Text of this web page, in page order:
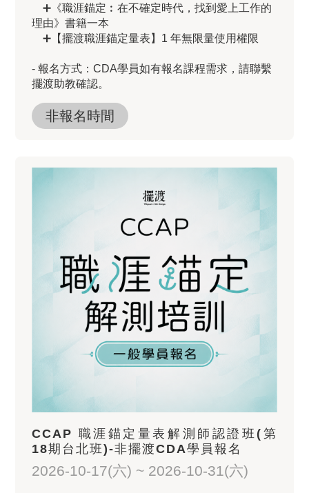
➕《職涯錨定︰在不確定時代，找到愛上工作的
理由》書籍一本
➕【擺渡職涯錨定量表】1 年無限量使用權限
- 報名方式：CDA學員如有報名課程需求，請聯繫
擺渡助教確認。
非報名時間
CCAP 職涯錨定量表解測師認證班(第
18期台北班)-非擺渡CDA學員報名
2026-10-17(六) ~ 2026-10-31(六)